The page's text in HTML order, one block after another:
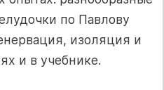
по Павлову
изоляция и
и в учебнике.